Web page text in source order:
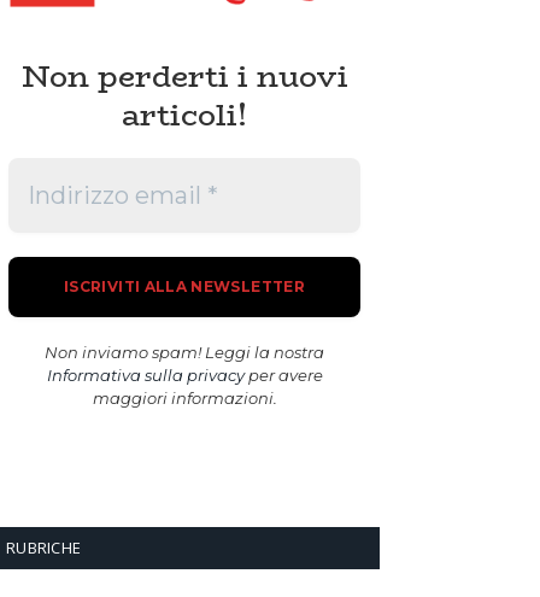
Non perderti i nuovi
articoli!
Non inviamo spam! Leggi la nostra
Informativa sulla privacyper avere
maggiori informazioni.
RUBRICHE